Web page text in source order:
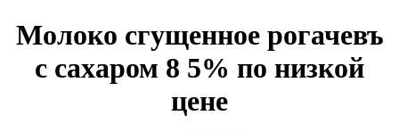
Молоко сгущенное рогачевъ
с сахаром 8 5% по низкой
цене